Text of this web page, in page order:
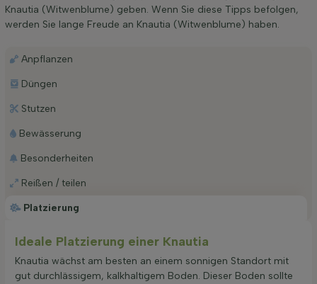
Knautia (Witwenblume) geben. Wenn Sie diese Tipps befolgen,
werden Sie lange Freude an Knautia (Witwenblume) haben.
Platzierung
Anpflanzen
Düngen
Stutzen
Bewässerung
Besonderheiten
Reißen / teilen
Ideale Platzierung einer Knautia
Knautia wächst am besten an einem sonnigen Standort mit
gut durchlässigem, kalkhaltigem Boden. Dieser Boden sollte